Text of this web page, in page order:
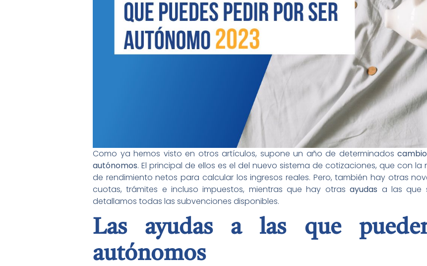
Como ya hemos visto en otros artículos, supone un año de determinados
autónomos. El principal de ellos es el del nuevo sistema de cotizaciones, que con
de rendimiento netos para calcular los ingresos reales. Pero, también hay otras
cuotas, trámites e incluso impuestos, mientras que hay otrasayudas a las que
detallamos todas las subvenciones disponibles.
Las ayudas a las que
autónomos